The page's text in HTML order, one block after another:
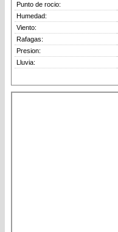
Punto de rocio:
Humedad:
Viento:
Rafagas:
Presion:
Lluvia: